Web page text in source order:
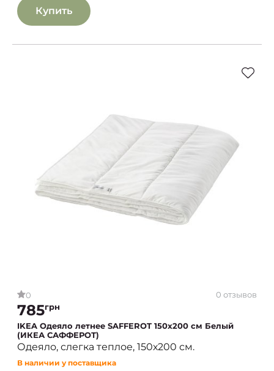
Купить
0 0 отзывов
785грн
IKEA Одеяло летнее SAFFEROT 150х200 см Белый
(ИКЕА САФФЕРОТ)
Одеяло, слегка теплое, 150х200 см.
В наличии у поставщика